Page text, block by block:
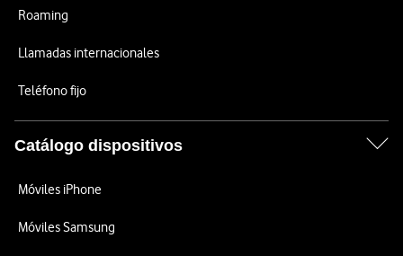
Roaming
Llamadas internacionales
Teléfono fijo
Catálogo dispositivos
Móviles iPhone
Móviles Samsung